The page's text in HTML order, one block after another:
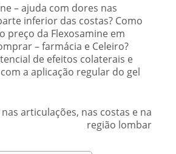
– ajuda com dores nas
inferior das costas? Como
preço da Flexosamine em
– farmácia e Celeiro?
de efeitos colaterais e
a aplicação regular do gel
articulações, nas costas e na
região lombar